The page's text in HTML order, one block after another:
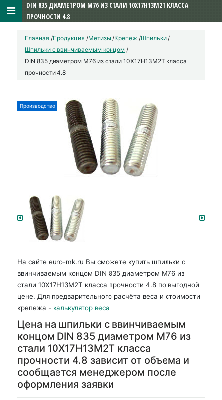
Главная /Продукция /Метизы /Крепеж /Шпильки /
Шпильки с ввинчиваемым концом /
DIN 835 диаметром М76 из стали 10Х17Н13М2Т класса
прочности 4.8
Производство
На сайте euro-mk.ru Вы сможете купить шпильки с
ввинчиваемым концом DIN 835 диаметром М76 из
стали 10Х17Н13М2Т класса прочности 4.8 по выгодной
цене. Для предварительного расчёта веса и стоимости
крепежа - калькулятор веса
Цена на шпильки с ввинчиваемым
концом DIN 835 диаметром М76 из
стали 10Х17Н13М2Т класса
прочности 4.8 зависит от объема и
сообщается менеджером после
оформления заявки
DIN 835 ДИАМЕТРОМ М76 ИЗ СТАЛИ 10Х17Н13М2Т КЛАССА
ПРОЧНОСТИ 4.8